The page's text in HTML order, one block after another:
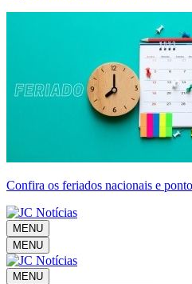
Confira os feriados nacionais e
MENU
MENU
MENU